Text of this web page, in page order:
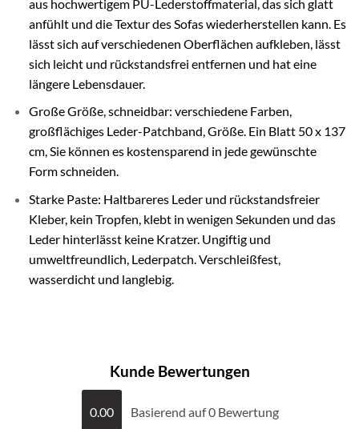
aus hochwertigem PU-Lederstoffmaterial, das sich glatt
anfühlt und die Textur des Sofas wiederherstellen kann. Es
lässt sich auf verschiedenen Oberflächen aufkleben, lässt
sich leicht und rückstandsfrei entfernen und hat eine
längere Lebensdauer.
Große Größe, schneidbar: verschiedene Farben,
großflächiges Leder-Patchband, Größe. Ein Blatt 50 x 137
cm, Sie können es kostensparend in jede gewünschte
Form schneiden.
Starke Paste: Haltbareres Leder und rückstandsfreier
Kleber, kein Tropfen, klebt in wenigen Sekunden und das
Leder hinterlässt keine Kratzer. Ungiftig und
umweltfreundlich, Lederpatch. Verschleißfest,
wasserdicht und langlebig.
Kunde Bewertungen
0.00 Basierend auf 0 Bewertung